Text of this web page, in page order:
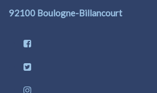
92100 Boulogne-Billancourt